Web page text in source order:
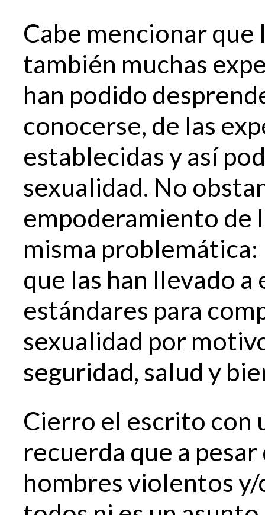
Cabe mencionar
también muchas
han podido
conocerse, de las
establecidas y así
sexualidad. No
empoderamiento de
misma
que las han llevado
estándares para
sexualidad por
seguridad, salud y
Cierro el escrito con
recuerda que a
hombres violentos y/